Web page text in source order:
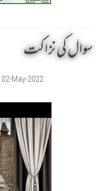
سوال کی نزاکت
02-May-2022